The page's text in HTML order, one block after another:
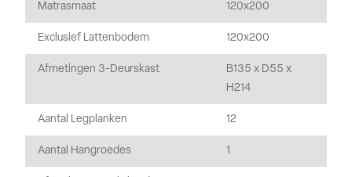
Matrasmaat 120x200
Exclusief Lattenbodem 120x200
Afmetingen 3-Deurskast
B135 x D55 x
H214
Aantal Legplanken 12
Aantal Hangroedes 1